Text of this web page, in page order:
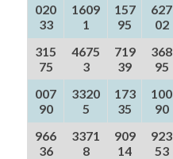
020
33
1609
1
157
95
627
02
315
75
4675
3
719
39
368
95
007
90
3320
5
173
35
100
90
966
36
3371
8
909
14
923
53